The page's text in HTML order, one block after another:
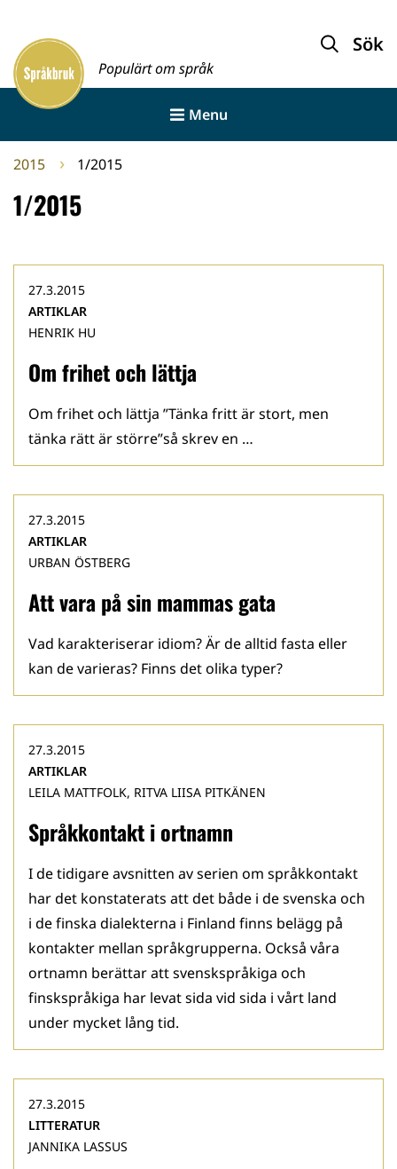
innehållet
Framsida
Populärt om språk
Sök
Menu
2015 1/2015
1/2015
Om frihet och lättja
27.3.2015
ARTIKLAR
HENRIK HU
Om frihet och lättja ”Tänka fritt är stort, men
tänka rätt är större”så skrev en …
Att vara på sin mammas gata
27.3.2015
ARTIKLAR
URBAN ÖSTBERG
Vad karakteriserar idiom? Är de alltid fasta eller
kan de varieras? Finns det olika typer?
Språkkontakt i ortnamn
27.3.2015
ARTIKLAR
LEILA MATTFOLK, RITVA LIISA PITKÄNEN
I de tidigare avsnitten av serien om språkkontakt
har det konstaterats att det både i de svenska och
i de finska dialekterna i Finland finns belägg på
kontakter mellan språkgrupperna. Också våra
ortnamn berättar att svenskspråkiga och
finskspråkiga har levat sida vid sida i vårt land
under mycket lång tid.
27.3.2015
LITTERATUR
JANNIKA LASSUS